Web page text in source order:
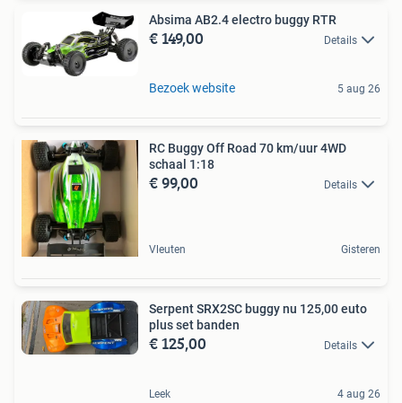
Absima AB2.4 electro buggy RTR
€ 149,00 Details
Bezoek website 5 aug 26
RC Buggy Off Road 70 km/uur 4WD
schaal 1:18
€ 99,00 Details
Vleuten Gisteren
Serpent SRX2SC buggy nu 125,00 euto
plus set banden
€ 125,00 Details
Leek 4 aug 26